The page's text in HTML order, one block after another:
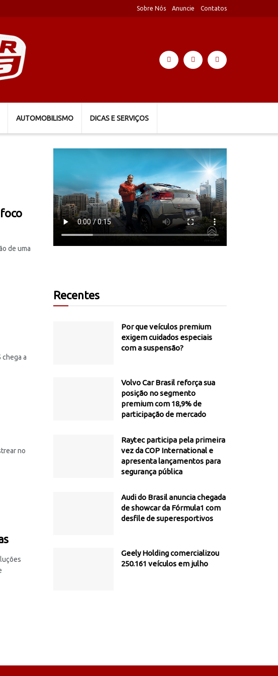
Sobre Nós Anuncie Contatos
AUTOMOBILISMO DICAS E SERVIÇOS
de uma
a
no
Recentes
Por que veículos premium
exigem cuidados especiais
com a suspensão?
Volvo Car Brasil reforça sua
posição no segmento
premium com 18,9% de
participação de mercado
Raytec participa pela primeira
vez da COP International e
apresenta lançamentos para
segurança pública
Audi do Brasil anuncia chegada
de showcar da Fórmula1 com
desfile de superesportivos
Geely Holding comercializou
250.161 veículos em julho